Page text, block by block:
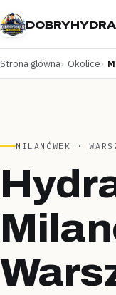
Strona główna Okolice
MILANÓWEK ·